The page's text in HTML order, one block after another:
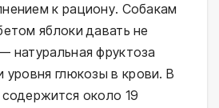
к рациону. Собакам
яблоки давать не
натуральная фруктоза
уровня глюкозы в крови. В
около 19